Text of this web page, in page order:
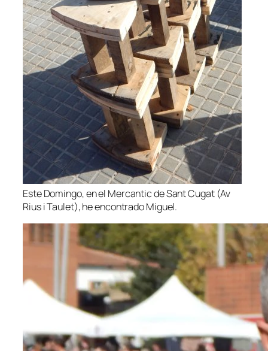
Este Domingo, en el Mercantic de Sant Cugat (Av
Rius i Taulet), he encontrado Miguel.